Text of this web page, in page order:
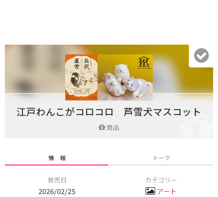
江戸わんこがコロコロ 芦雪犬マスコット
商品
情 報 トーク
発売日
2026/02/25
カテゴリー
アート